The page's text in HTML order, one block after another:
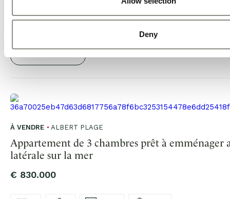
Deny
EN SAVOIR PLUS
À VENDRE ALBERT PLAGE
Appartement de 3 chambres prêt à emménager
latérale sur la mer
€ 830.000